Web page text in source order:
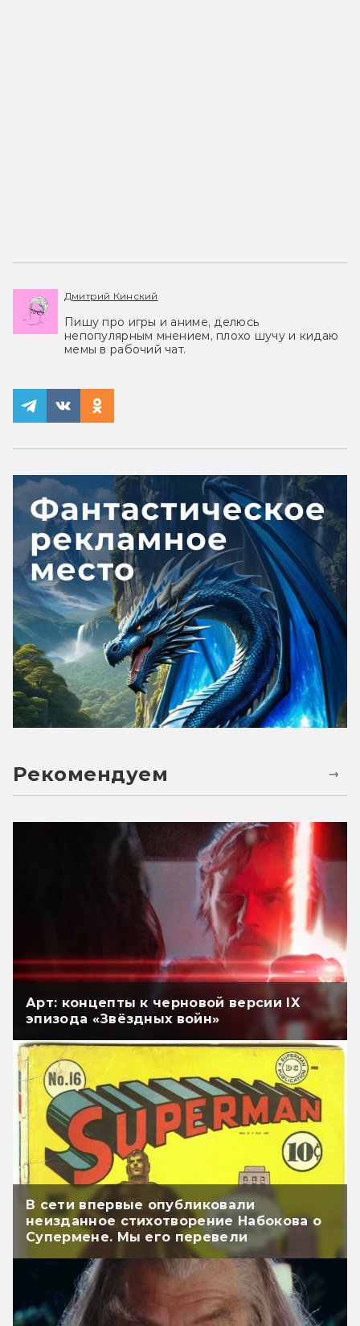
Дмитрий Кинский
Пишу про игры и аниме, делюсь
непопулярным мнением, плохо шучу и кидаю
мемы в рабочий чат.
Рекомендуем
Арт: концепты к черновой версии IX
эпизода «Звёздных войн»
В сети впервые опубликовали
неизданное стихотворение Набокова о
Супермене. Мы его перевели